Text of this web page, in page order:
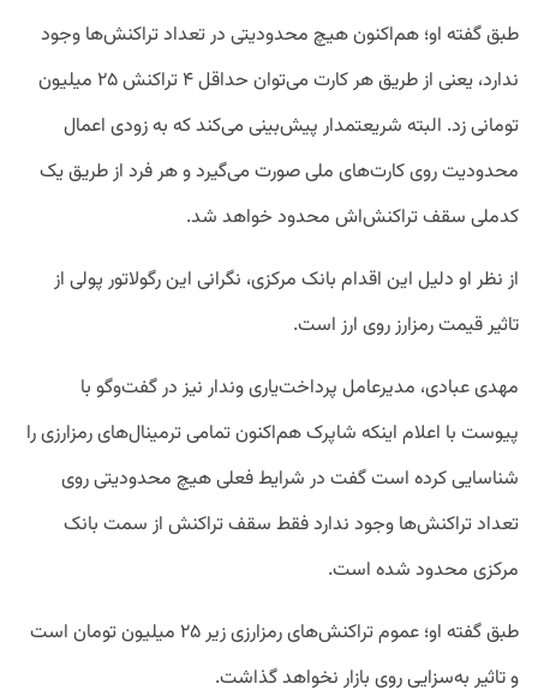
طبق گفته او؛ هم‌اکنون هیچ محدودیتی در تعداد تراکنش‌ها وجود
ندارد، یعنی از طریق هر کارت می‌توان حداقل ۴ تراکنش ۲۵ میلیون
تومانی زد. البته شریعتمدار پیش‌بینی می‌کند که به زودی اعمال
محدودیت روی کارت‌های ملی صورت می‌گیرد و هر فرد از طریق یک
کدملی سقف تراکنش‌اش محدود خواهد شد.
از نظر او دلیل این اقدام بانک مرکزی، نگرانی این رگولاتور پولی از
تاثیر قیمت رمزارز روی ارز است.
مهدی عبادی، مدیرعامل پرداخت‌یاری وندار نیز در گفت‌وگو با
پیوست با اعلام اینکه شاپرک هم‌اکنون تمامی ترمینال‌های رمزارزی را
شناسایی کرده است گفت در شرایط فعلی هیچ محدودیتی روی
تعداد تراکنش‌ها وجود ندارد فقط سقف تراکنش از سمت بانک
مرکزی محدود شده است.
طبق گفته او؛ عموم تراکنش‌های رمزارزی زیر ۲۵ میلیون تومان است
و تاثیر به‌سزایی روی بازار نخواهد گذاشت.